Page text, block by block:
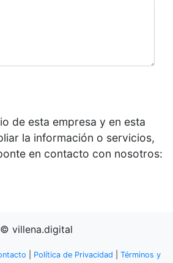
de esta empresa y en esta
la información o servicios,
en contacto con nosotros:
© villena.digital
Política de Privacidad Términos y